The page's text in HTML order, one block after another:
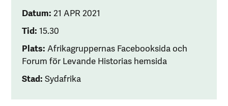
Datum: 21 APR 2021
Tid: 15.30
Plats: Afrikagruppernas Facebooksida och
Forum för Levande Historias hemsida
Stad: Sydafrika